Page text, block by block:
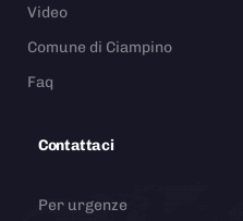
Video
Comune di Ciampino
Faq
Contattaci
Per urgenze